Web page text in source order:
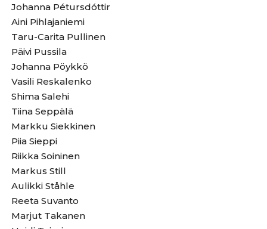
Johanna Pétursdóttir
Aini Pihlajaniemi
Taru-Carita Pullinen
Päivi Pussila
Johanna Pöykkö
Vasili Reskalenko
Shima Salehi
Tiina Seppälä
Markku Siekkinen
Piia Sieppi
Riikka Soininen
Markus Still
Aulikki Ståhle
Reeta Suvanto
Marjut Takanen